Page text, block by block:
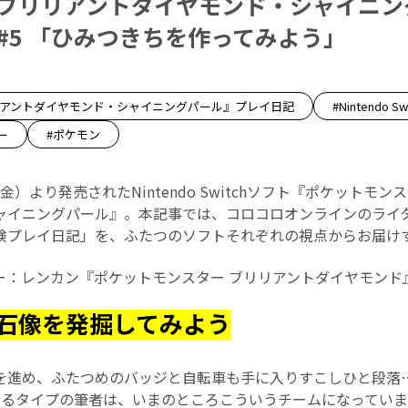
「ひみつきちを作ってみよう」
ントダイヤモンド・シャイニングパール』プレイ日記
#Nintendo
#ポケモン
）より発売されたNintendo Switchソフト『ポケットモン
イニングパール』。本記事では、コロコロオンラインのライ
プレイ日記」を、ふたつのソフトそれぞれの視点からお届け
：レンカン『ポケットモンスター ブリリアントダイヤモンド
像を発掘してみよう
進め、ふたつめのバッジと自転車も手に入りすこしひと段
タイプの筆者は、いまのところこういうチームになってい